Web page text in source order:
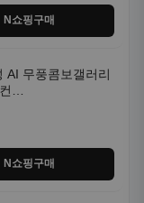
N쇼핑구매
AI 무풍콤보갤러리
포함
N쇼핑구매